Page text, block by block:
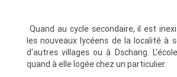
Quand au cycle secondaire, il est
les nouveaux lycéens de la localité à
d'autres villages ou à Dschang.
quand à elle logée chez un particulier.